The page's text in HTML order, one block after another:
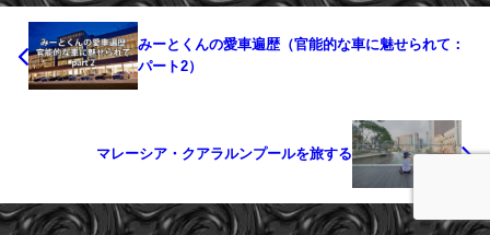
みーとくんの愛車遍歴（官能的な車に魅せられて：
パート2）
マレーシア・クアラルンプールを旅する